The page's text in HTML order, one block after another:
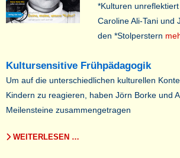
*Kulturen
Caroline Ali-Tani und
den *Stolperstern
Kultursensitive Frühpädagogik
Um auf die unterschiedlichen kulturellen
Kindern zu reagieren, haben Jörn Borke und
Meilensteine zusammengetragen
WEITERLESEN …